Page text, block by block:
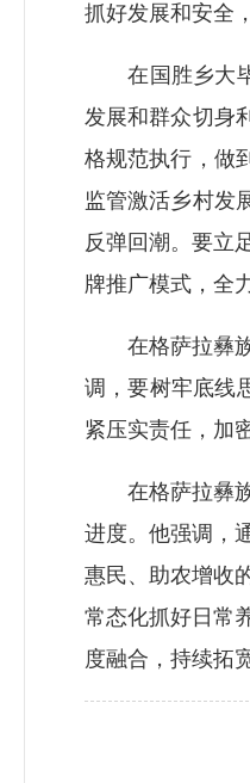
抓好发展和安全
在国胜乡大毕
发展和群众切身
格规范执行，做
监管激活乡村发
反弹回潮。要立
牌推广模式，全
在格萨拉彝族
调，要树牢底线
紧压实责任，加
在格萨拉彝族
进度。他强调，
惠民、助农增收
常态化抓好日常
度融合，持续拓